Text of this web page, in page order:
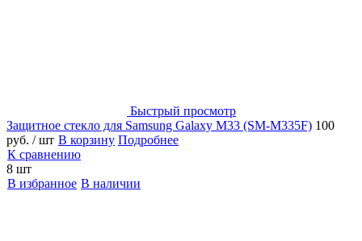
Быстрый просмотр
Защитное стекло для Samsung Galaxy M33 (SM-M335F) 100
руб. / шт В корзину Подробнее
К сравнению
8 шт
В избранное В наличии